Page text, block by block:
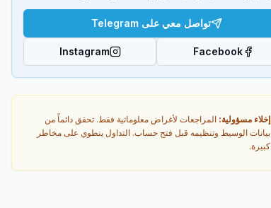
تواصل معي على Telegram
Facebook
Instagram
إخلاء مسؤولية: المراجعات لأغراض معلوماتية فقط. تحقق دائماً من
بيانات الوسيط وتنظيمه قبل فتح حساب. التداول ينطوي على مخاطر
كبيرة.